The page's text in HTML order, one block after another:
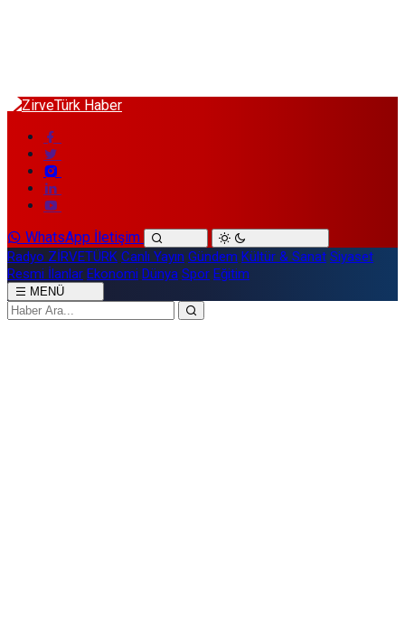
WhatsApp İletişim
Radyo ZİRVETÜRK Canlı Yayın Gündem Kültür & Sanat Siyaset
Resmi İlanlar Ekonomi Dünya Spor Eğitim
MENÜ